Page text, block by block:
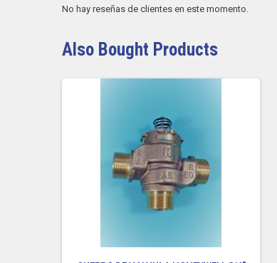
No hay reseñas de clientes en este momento.
Also Bought Products